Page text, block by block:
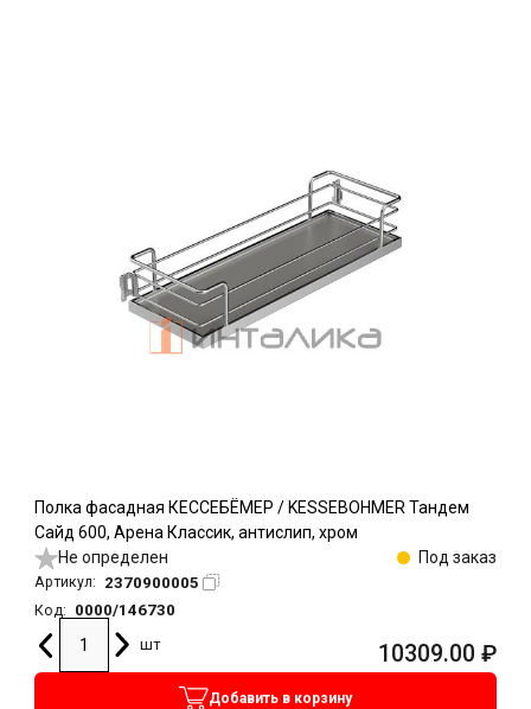
Полка фасадная КЕССЕБЁМЕР / KESSEBOHMER Тандем
Сайд 600, Арена Классик, антислип, хром
Не определен
Под заказ
Артикул: 2370900005
Код:
0000/146730
шт
10309.00 ₽
Добавить в корзину